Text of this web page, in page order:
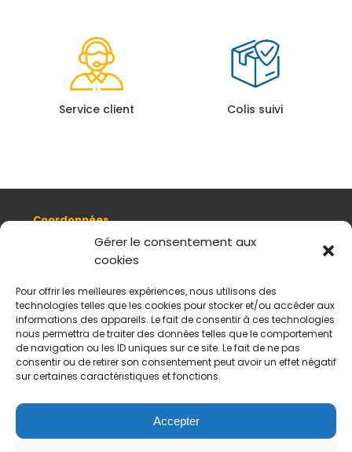
Gérer le consentement aux
cookies
Pour offrir les meilleures expériences, nous utilisons des
technologies telles que les cookies pour stocker et/ou accéder aux
informations des appareils. Le fait de consentir à ces technologies
nous permettra de traiter des données telles que le comportement
de navigation ou les ID uniques sur ce site. Le fait de ne pas
consentir ou de retirer son consentement peut avoir un effet négatif
sur certaines caractéristiques et fonctions.
Accepter
Service client Colis suivi
Coordonnées
8, quai Romain Rolland 69005 Lyon
+ 33 (0)4 78 42 55 04
Plan d'accès
Mentions légales
Politique de données personnelles
CGV
Horaires d’ouverture
Du mardi au samedi :
Fermé le dimanche et le lundi